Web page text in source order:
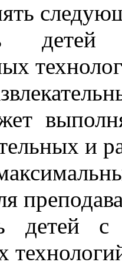
детей
и
детей с